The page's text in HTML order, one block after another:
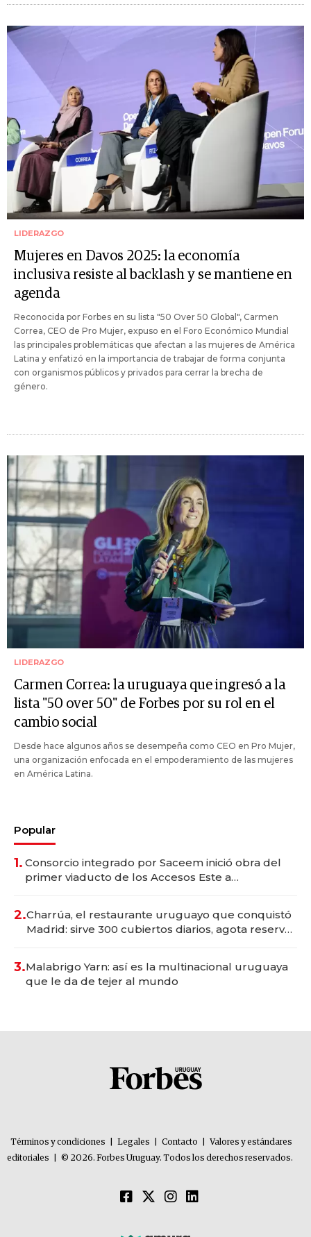
LIDERAZGO
Mujeres en Davos 2025: la economía
inclusiva resiste al backlash y se mantiene en
agenda
Reconocida por Forbes en su lista "50 Over 50 Global", Carmen
Correa, CEO de Pro Mujer, expuso en el Foro Económico Mundial
las principales problemáticas que afectan a las mujeres de América
Latina y enfatizó en la importancia de trabajar de forma conjunta
con organismos públicos y privados para cerrar la brecha de
género.
LIDERAZGO
Carmen Correa: la uruguaya que ingresó a la
lista "50 over 50" de Forbes por su rol en el
cambio social
Desde hace algunos años se desempeña como CEO en Pro Mujer,
una organización enfocada en el empoderamiento de las mujeres
en América Latina.
Popular
1. Consorcio integrado por Saceem inició obra del
primer viaducto de los Accesos Este a
2.Charrúa, el restaurante uruguayo que conquistó
Madrid: sirve 300 cubiertos diarios, agota reservas
3.Malabrigo Yarn: así es la multinacional uruguaya
que le da de tejer al mundo
Términos y condiciones Legales Contacto
Valores y estándares
editoriales
© 2026. Forbes Uruguay. Todos los derechos reservados.